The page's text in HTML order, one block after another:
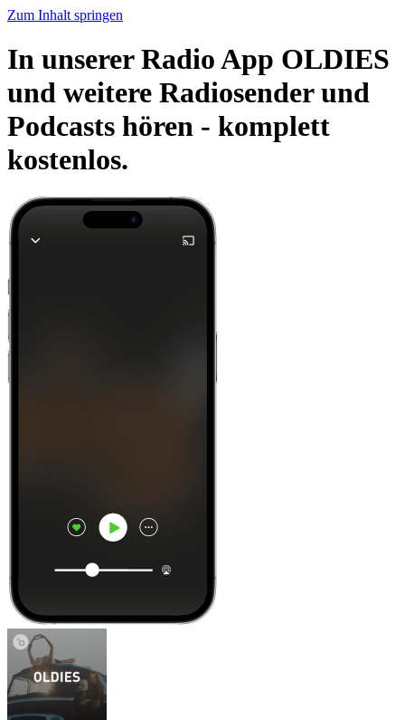
Zum Inhalt springen
In unserer Radio App OLDIES
und weitere Radiosender und
Podcasts hören - komplett
kostenlos.